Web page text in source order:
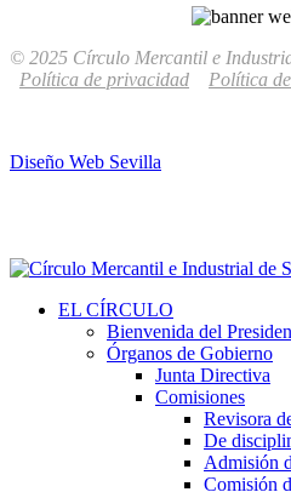
© 2025 Círculo Mercantil e
Política de privacidad
Política
Diseño Web Sevilla
EL CÍRCULO
Bienvenida del
Órganos de Gobierno
Junta Directiva
Comisiones
Revisora
De
Admisión
Comisión